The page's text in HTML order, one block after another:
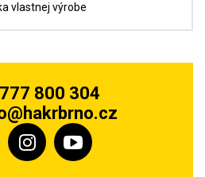
vlastnej výrobe
800 304